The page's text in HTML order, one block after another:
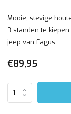
Mooie, stevige
3 standen te
jeep van Fagus.
€89,95